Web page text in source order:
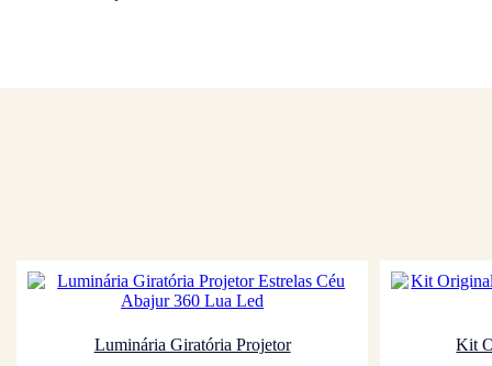
Luminária Giratória Projetor Kit